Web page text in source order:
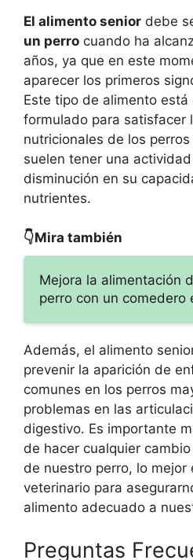
El alimento senior debe
un perro cuando ha
años, ya que en este
aparecer los primeros
Este tipo de alimento está
formulado para satisfacer
nutricionales de los
suelen tener una
disminución en su
nutrientes.
👇Mira también
Mejora la alimentación
perro con un comedero
Además, el alimento
prevenir la aparición de
comunes en los perros
problemas en las
digestivo. Es importante
de hacer cualquier
de nuestro perro, lo mejor
veterinario para
alimento adecuado a
Preguntas